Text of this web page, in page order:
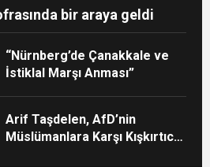
bir araya geldi
“Nürnberg’de Çanakkale ve
İstiklal Marşı Anması”
Arif Taşdelen, AfD’nin
Müslümanlara Karşı Kışkırtıcı